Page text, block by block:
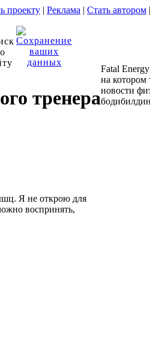
проекту | Реклама | Стать автором |
тренера
Я не открою для
воспринять,
Fatal
на котором
новости